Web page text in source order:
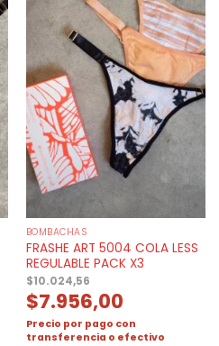
BOMBACHAS
FRASHE ART 5004 COLA LESS
REGULABLE PACK X3
$10.024,56
$7.956,00
Precio por pago con
transferencia o efectivo